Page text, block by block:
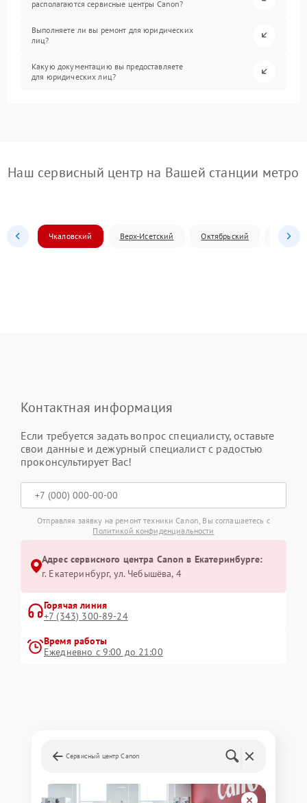
располагаются сервисные центры Canon?
Выполняете ли вы ремонт для юридических
лиц?
Какую документацию вы предоставляете
для юридических лиц?
Наш сервисный центр на Вашей станции метро
Чкаловский Верх-Исетский Октябрьский
Контактная информация
Если требуется задать вопрос специалисту, оставьте
свои данные и дежурный специалист с радостью
проконсультирует Вас!
Отправляя заявку на ремонт техники Canon, Вы соглашаетесь с
Политикой конфиденциальности
Адрес сервисного центра Canon в Екатеринбурге:
г. Екатеринбург, ул. Чебышёва, 4
Горячая линия
+7 (343) 300-89-24
Время работы
Ежедневно с 9:00 до 21:00
Сервисный центр Canon